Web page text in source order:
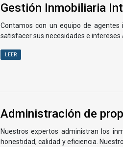
Gestión Inmobiliaria
Contamos con un equipo de
satisfacer sus necesidades e intereses
LEER
Administración de
Nuestros expertos administran los
honestidad, calidad y eficiencia.